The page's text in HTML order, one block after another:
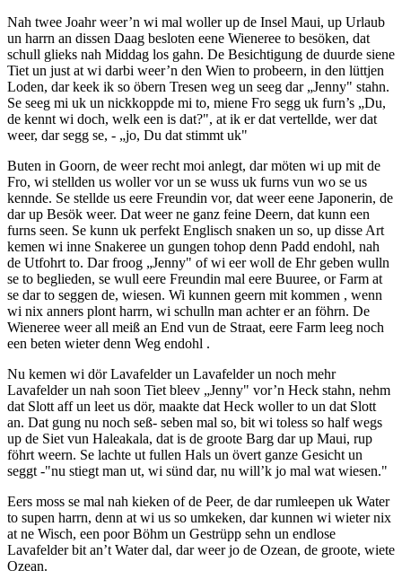
Nah twee Joahr weer’n wi mal woller up de Insel Maui, up Urlaub
un harrn an dissen Daag besloten eene Wieneree to besöken, dat
schull glieks nah Middag los gahn. De Besichtigung de duurde siene
Tiet un just at wi darbi weer’n den Wien to probeern, in den lüttjen
Loden, dar keek ik so öbern Tresen weg un seeg dar „Jenny" stahn.
Se seeg mi uk un nickkoppde mi to, miene Fro segg uk furn’s „Du,
de kennt wi doch, welk een is dat?", at ik er dat vertellde, wer dat
weer, dar segg se, - „jo, Du dat stimmt uk"
Buten in Goorn, de weer recht moi anlegt, dar möten wi up mit de
Fro, wi stellden us woller vor un se wuss uk furns vun wo se us
kennde. Se stellde us eere Freundin vor, dat weer eene Japonerin, de
dar up Besök weer. Dat weer ne ganz feine Deern, dat kunn een
furns seen. Se kunn uk perfekt Englisch snaken un so, up disse Art
kemen wi inne Snakeree un gungen tohop denn Padd endohl, nah
de Utfohrt to. Dar froog „Jenny" of wi eer woll de Ehr geben wulln
se to beglieden, se wull eere Freundin mal eere Buuree, or Farm at
se dar to seggen de, wiesen. Wi kunnen geern mit kommen , wenn
wi nix anners plont harrn, wi schulln man achter er an föhrn. De
Wieneree weer all meiß an End vun de Straat, eere Farm leeg noch
een beten wieter denn Weg endohl .
Nu kemen wi dör Lavafelder un Lavafelder un noch mehr
Lavafelder un nah soon Tiet bleev „Jenny" vor’n Heck stahn, nehm
dat Slott aff un leet us dör, maakte dat Heck woller to un dat Slott
an. Dat gung nu noch seß- seben mal so, bit wi toless so half wegs
up de Siet vun Haleakala, dat is de groote Barg dar up Maui, rup
föhrt weern. Se lachte ut fullen Hals un övert ganze Gesicht un
seggt -"nu stiegt man ut, wi sünd dar, nu will’k jo mal wat wiesen."
Eers moss se mal nah kieken of de Peer, de dar rumleepen uk Water
to supen harrn, denn at wi us so umkeken, dar kunnen wi wieter nix
at ne Wisch, een poor Böhm un Gestrüpp sehn un endlose
Lavafelder bit an’t Water dal, dar weer jo de Ozean, de groote, wiete
Ozean.